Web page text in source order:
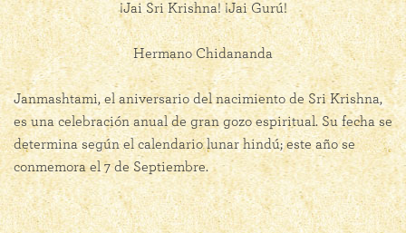
¡Jai Sri Krishna! ¡Jai Gurú!
Hermano Chidananda
Janmashtami, el aniversario del nacimiento de Sri Krishna,
es una celebración anual de gran gozo espiritual. Su fecha se
determina según el calendario lunar hindú; este año se
conmemora el 7 de Septiembre.